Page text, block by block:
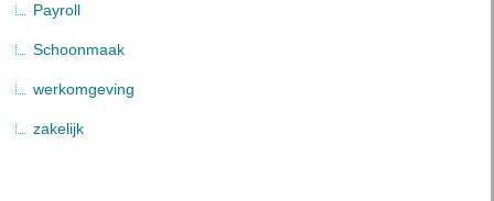
Payroll
Schoonmaak
werkomgeving
zakelijk